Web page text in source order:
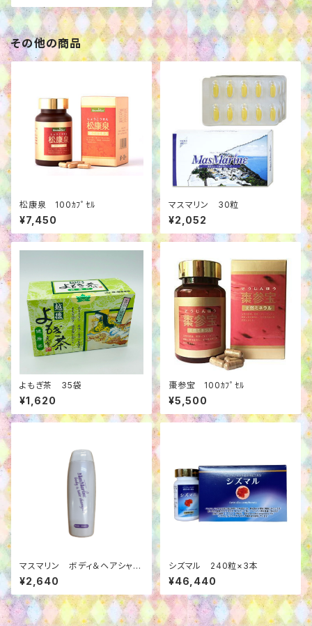
その他の商品
松康泉 100ｶﾌﾟｾﾙ
¥7,450
マスマリン 30粒
¥2,052
よもぎ茶 35袋
¥1,620
棗参宝 100ｶﾌﾟｾﾙ
¥5,500
マスマリン ボディ＆ヘアシャン
プー 250ml
¥2,640
シズマル 240粒×3本
¥46,440